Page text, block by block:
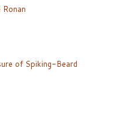
Ronan
of Spiking-Beard